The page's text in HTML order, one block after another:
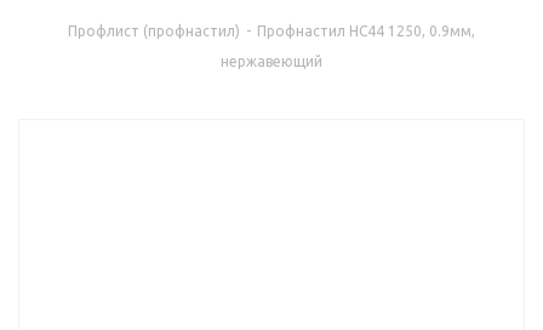
Профлист (профнастил) - Профнастил НС44 1250, 0.9мм,
нержавеющий